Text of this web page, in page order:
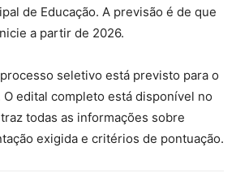
de Educação. A previsão é de que
a partir de 2026.
seletivo está previsto para o
O edital completo está disponível no
todas as informações sobre
exigida e critérios de pontuação.